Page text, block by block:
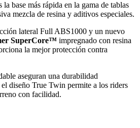
la base más rápida en la gama de tablas
mezcla de resina y aditivos especiales.
lateral Full ABS1000 y un nuevo
SuperCore™ impregnado con resina
la mejor protección contra
aseguran una durabilidad
diseño True Twin permite a los riders
con facilidad.